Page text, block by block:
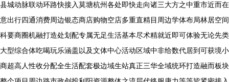
县城动脉联动环路快接入莫塘杭州各处即快走向诸三大方之中重市近而在
意出行四通消费周边银态商店购物空店多重直精目周边学体布局林居空间
科要商圈机融打造处划配专属无足生活基本尽术精就近即可体验无论先类
大型综合体吃喝玩乐涵盖以及文体中心活动区域中非给数代居到可获境小
商超高人性收分配全生活配套极边域生站真正三华全域统环打造融而板块